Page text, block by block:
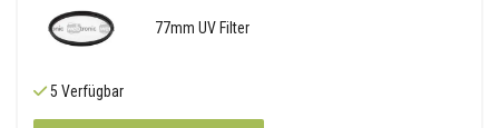
77mm UV Filter
5 Verfügbar